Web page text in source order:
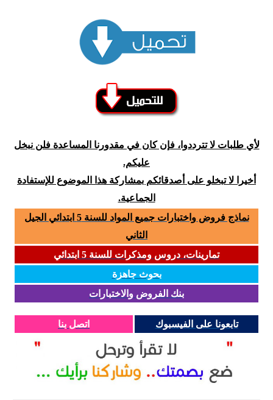
لأي طلبات لا تترددوا، فإن كان في مقدورنا المساعدة فلن نبخل
عليكم.
أخيرا لا تبخلو على أصدقائكم بمشاركة هذا الموضوع للإستفادة
الجماعية.
نماذج فروض واختبارات جميع المواد للسنة 5 ابتدائي الجيل
الثاني
تمارينات، دروس ومذكرات للسنة 5 ابتدائي
بحوث جاهزة
بنك الفروض والاختبارات
تابعونا على الفيسبوك اتصل بنا